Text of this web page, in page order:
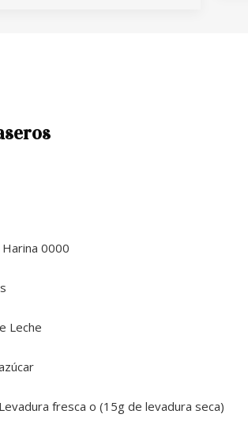
0000
Leche
fresca o (15g de levadura seca)